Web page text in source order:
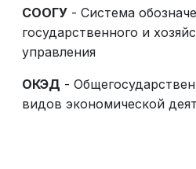
СООГУ - Система
государственного и
управления
ОКЭД -
видов экономической